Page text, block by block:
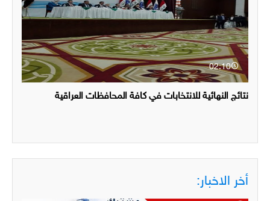
02:10
نتائج النهائية للانتخابات في كافة المحافظات العراقية
أخر الاخبار: